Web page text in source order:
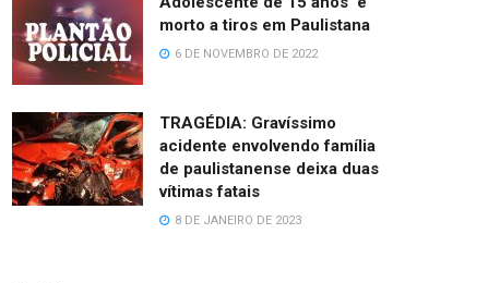
morto a tiros em Paulistana
6 DE NOVEMBRO DE 2022
TRAGÉDIA: Gravíssimo
acidente envolvendo família
de paulistanense deixa duas
vítimas fatais
8 DE JANEIRO DE 2023